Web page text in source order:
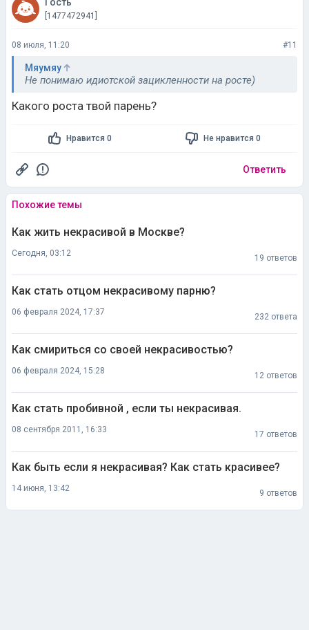
[1477472941]
08 июля, 11:20 #11
Мяумяу
Не понимаю идиотской зацикленности на росте)
Какого роста твой парень?
Нравится 0 Не нравится 0
Ответить
Похожие темы
Как жить некрасивой в Москве?
Сегодня, 03:12
19 ответов
Как стать отцом некрасивому парню?
06 февраля 2024, 17:37
232 ответа
Как смириться со своей некрасивостью?
06 февраля 2024, 15:28
12 ответов
Как стать пробивной , если ты некрасивая.
08 сентября 2011, 16:33
17 ответов
Как быть если я некрасивая? Как стать красивее?
14 июня, 13:42
9 ответов